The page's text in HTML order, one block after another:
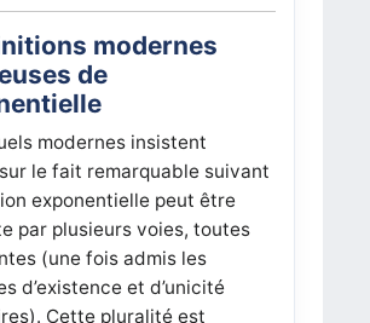
modernes
de
modernes insistent
le fait remarquable suivant
exponentielle peut être
par plusieurs voies, toutes
(une fois admis les
d’existence et d’unicité
Cette pluralité est